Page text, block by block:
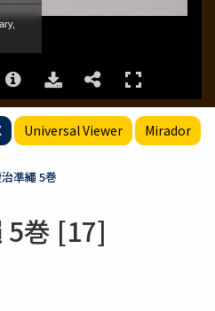
Universal Viewer Mirador
凖繩 5巻
5巻 [17]